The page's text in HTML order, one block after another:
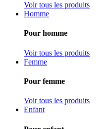
Voir tous les produits
Homme
Pour homme
Voir tous les produits
Femme
Pour femme
Voir tous les produits
Enfant